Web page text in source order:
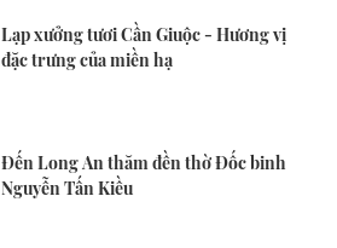
Lạp xưởng tươi Cần Giuộc - Hương vị
đặc trưng của miền hạ
Đến Long An thăm đền thờ Đốc binh
Nguyễn Tấn Kiều